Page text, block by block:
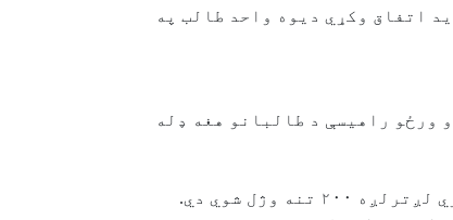
اتفاق وکړي دیوه واحد طالب په
ورځو راهیسې د طالبانو هغه ډله